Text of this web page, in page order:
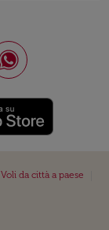
Voli da città a paese